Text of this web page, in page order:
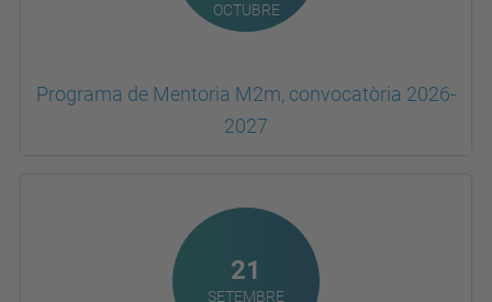
OCTUBRE
Programa de Mentoria M2m, convocatòria 2026-
2027
21
SETEMBRE